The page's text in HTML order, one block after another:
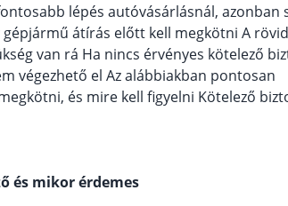
lépés autóvásárlásnál, azonban
átírás előtt kell megkötni A
van rá Ha nincs érvényes kötelező
végezhető el Az alábbiakban pontosan
és mire kell figyelni Kötelező
és mikor érdemes